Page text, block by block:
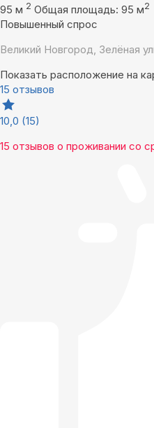
95 м 2 Общая площадь: 95 м2
Повышенный спрос
Великий Новгород, Зелёная
Показать расположение на
15 отзывов
10,0 (15)
15 отзывов о проживании со